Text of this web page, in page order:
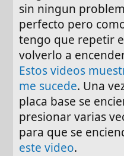
sin ningun
perfecto pero
tengo que repetir
volverlo a
Estos videos
me sucede. Una
placa base se
presionar varias
para que se
este video.